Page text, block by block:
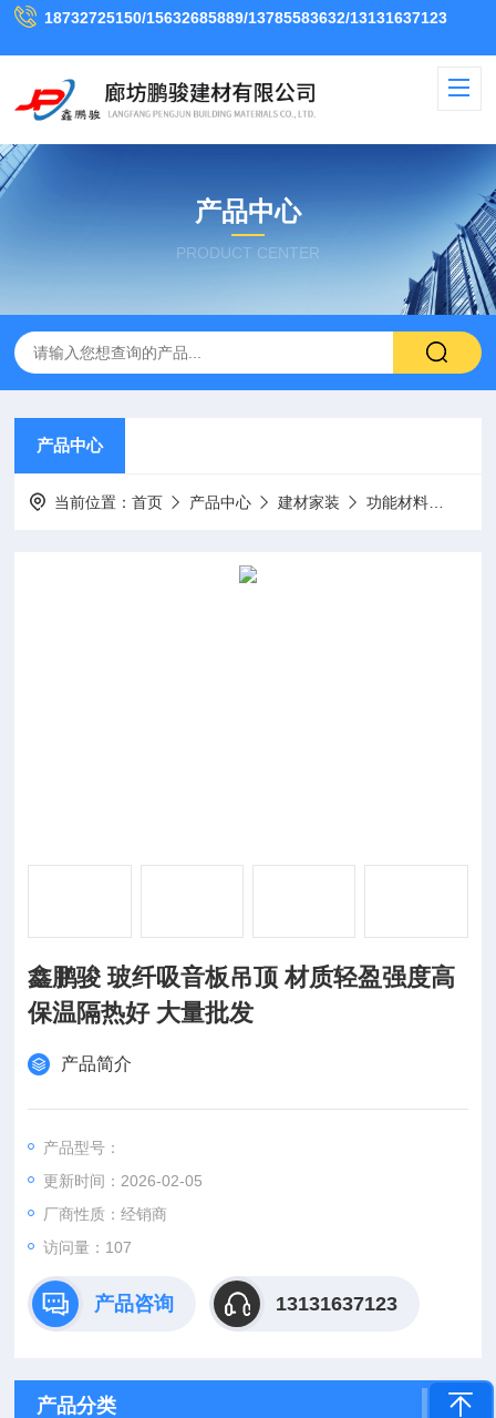
18732725150/15632685889/13785583632/13131637123
产品中心
PRODUCT CENTER
产品中心
当前位置：首页 产品中心 建材家装 功能材料
鑫鹏骏 玻纤吸音板吊顶 材质轻盈强度高
保温隔热好 大量批发
产品简介
产品型号：
更新时间：2026-02-05
厂商性质：经销商
访问量：107
产品咨询 13131637123
产品分类